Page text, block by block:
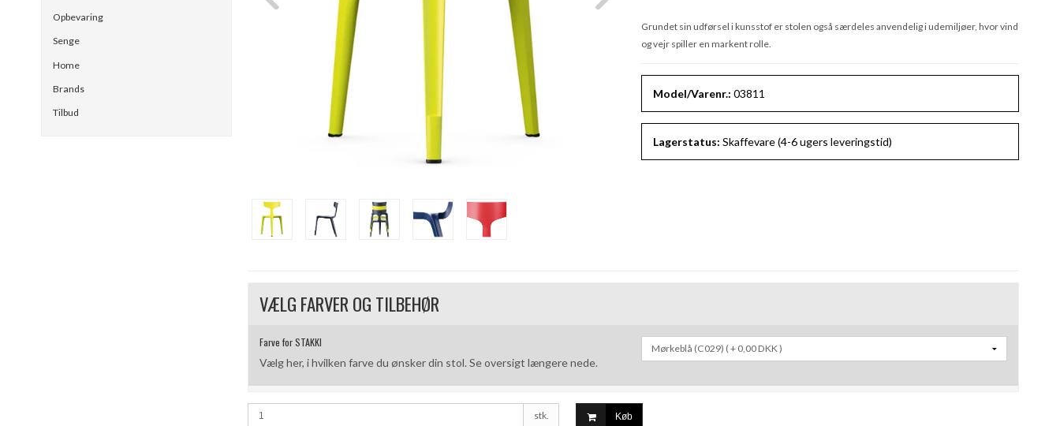
Opbevaring
Senge
Home
Brands
Tilbud
Grundet sin udførsel i kunsstof er stolen også særdeles anvendelig i udemiljøer, hvor vind
og vejr spiller en markent rolle.
Model/Varenr.: 03811
Lagerstatus: Skaffevare (4-6 ugers leveringstid)
VÆLG FARVER OG TILBEHØR
Farve for STAKKI
Vælg her, i hvilken farve du ønsker din stol. Se oversigt længere nede.
stk. Køb